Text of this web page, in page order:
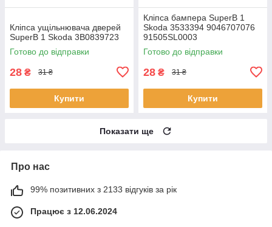
Кліпса ущільнювача дверей
SuperB 1 Skoda 3B0839723
Готово до відправки
28 ₴ 31 ₴
Купити
Кліпса бампера SuperB 1
Skoda 3533394 9046707076
91505SL0003
Готово до відправки
28 ₴ 31 ₴
Купити
Показати ще
Про нас
99% позитивних з 2133 відгуків за рік
Працює з 12.06.2024